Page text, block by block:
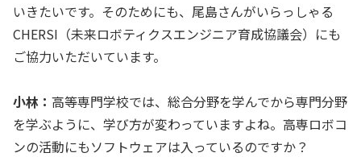
いきたいです。そのためにも、尾島さんがいらっしゃる
CHERSI（未来ロボティクスエンジニア育成協議会）にも
ご協力いただいています。
小林： 高等専門学校では、総合分野を学んでから専門分野
を学ぶように、学び方が変わっていますよね。高専ロボコ
ンの活動にもソフトウェアは入っているのですか？